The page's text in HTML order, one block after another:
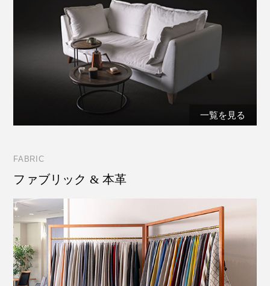
一覧を見る
FABRIC
ファブリック & 本革